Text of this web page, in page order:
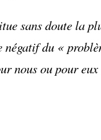
sans doute la
du «
nous ou pour